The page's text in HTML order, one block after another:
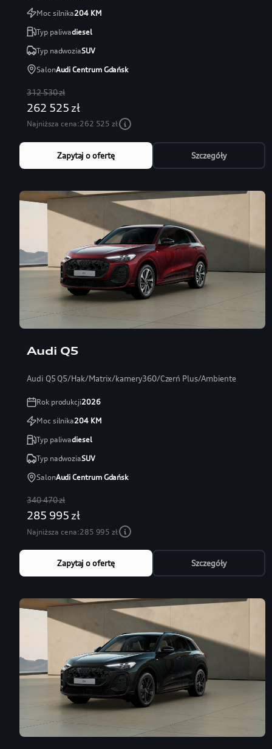
Moc silnika204KM
Typ paliwadiesel
Typ nadwoziaSUV
SalonAudi Centrum Gdańsk
312 530 zł
262 525 zł
Najniższa cena:262 525 zł
Zapytaj o ofertę Szczegóły
Audi Q5
Audi Q5 Q5/Hak/Matrix/kamery360/Czerń Plus/Ambiente
Rok produkcji2026
Moc silnika204KM
Typ paliwadiesel
Typ nadwoziaSUV
SalonAudi Centrum Gdańsk
340 470 zł
285 995 zł
Najniższa cena:285 995 zł
Zapytaj o ofertę Szczegóły